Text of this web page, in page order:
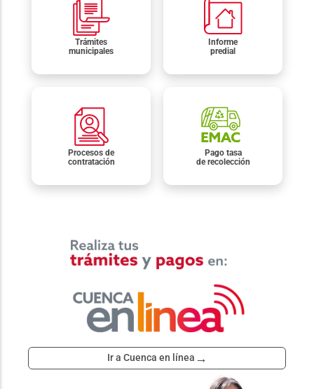
Trámites
municipales
Informe
predial
Procesos de
contratación
Pago tasa
de recolección
Ir a Cuenca en línea →